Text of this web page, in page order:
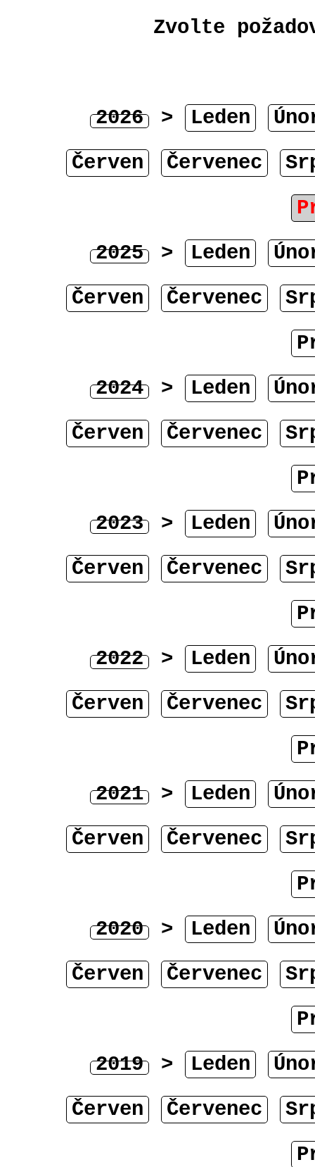
Zvolte
2026 > Leden
Červen
Červenec
2025 > Leden
Červen
Červenec
2024 > Leden
Červen
Červenec
2023 > Leden
Červen
Červenec
2022 > Leden
Červen
Červenec
2021 > Leden
Červen
Červenec
2020 > Leden
Červen
Červenec
2019 > Leden
Červen
Červenec